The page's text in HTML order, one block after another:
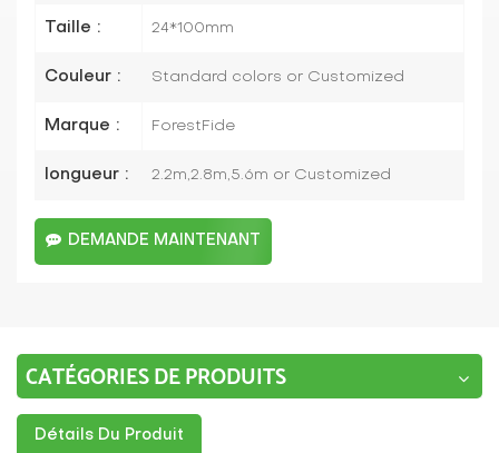
Taille : 24*100mm
Couleur : Standard colors or Customized
Marque : ForestFide
longueur : 2.2m,2.8m,5.6m or Customized
DEMANDE MAINTENANT
CATÉGORIES DE PRODUITS
Détails Du Produit